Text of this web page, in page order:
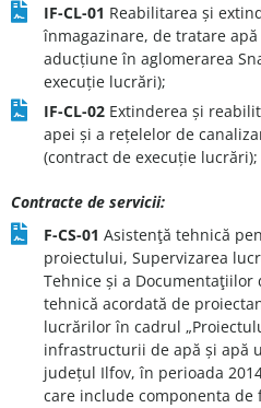
IF-CL-01 Reabilitarea și
înmagazinare, de tratare
aducțiune în aglomerarea
execuție lucrări);
IF-CL-02 Extinderea și
apei și a rețelelor de
(contract de execuție lucrări);
Contracte de servicii:
F-CS-01 Asistenţă tehnică
proiectului, Supervizarea
Tehnice și a
tehnică acordată de
lucrărilor în cadrul
infrastructurii de apă și apă
județul Ilfov, în perioada
care include componenta de